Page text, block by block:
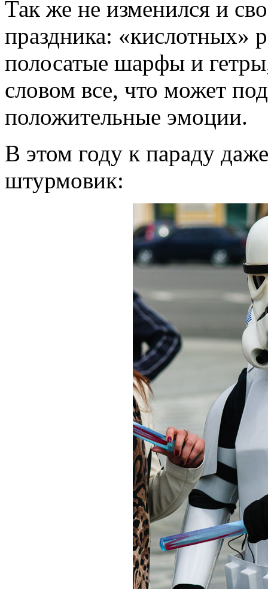
Так же не изменился и
праздника: «кислотных»
полосатые шарфы и
словом все, что может
положительные эмоции.
В этом году к параду
штурмовик: